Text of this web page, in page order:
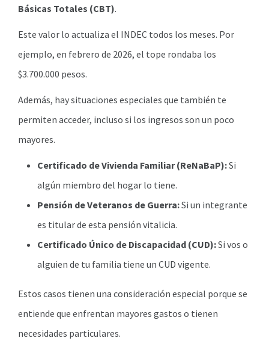
Básicas Totales (CBT).
Este valor lo actualiza el INDEC todos los meses. Por
ejemplo, en febrero de 2026, el tope rondaba los
$3.700.000 pesos.
Además, hay situaciones especiales que también te
permiten acceder, incluso si los ingresos son un poco
mayores.
Certificado de Vivienda Familiar (ReNaBaP):Si
algún miembro del hogar lo tiene.
Pensión de Veteranos de Guerra:Si un integrante
es titular de esta pensión vitalicia.
Certificado Único de Discapacidad (CUD):Si vos o
alguien de tu familia tiene un CUD vigente.
Estos casos tienen una consideración especial porque se
entiende que enfrentan mayores gastos o tienen
necesidades particulares.